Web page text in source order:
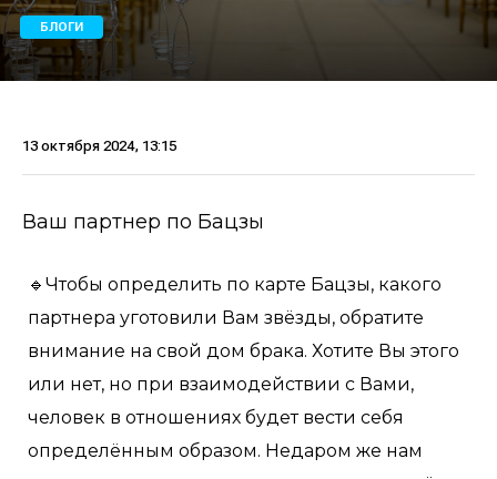
БЛОГИ
13 октября 2024, 13:15
Ваш партнер по Бацзы
🔹Чтобы определить по карте Бацзы, какого
партнера уготовили Вам звёзды, обратите
внимание на свой дом брака. Хотите Вы этого
или нет, но при взаимодействии с Вами,
человек в отношениях будет вести себя
определённым образом. Недаром же нам